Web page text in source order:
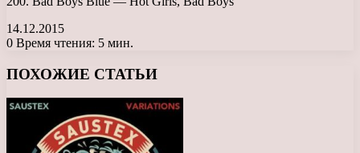
14.12.2015
0 Время чтения: 5 мин.
ПОХОЖИЕ СТАТЬИ